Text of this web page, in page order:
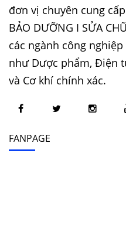
đơn vị chuyên cung
BẢO DƯỠNG I SỬA
các ngành công
như Dược phẩm, Điện
và Cơ khí chính xác.
FANPAGE